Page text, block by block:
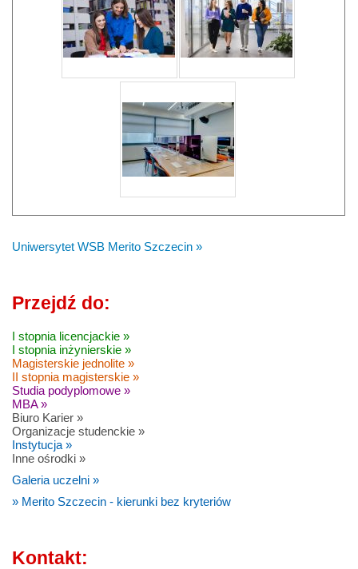
Uniwersytet WSB Merito Szczecin »
Przejdź do:
I stopnia licencjackie »
I stopnia inżynierskie »
Magisterskie jednolite »
II stopnia magisterskie »
Studia podyplomowe »
MBA »
Biuro Karier »
Organizacje studenckie »
Instytucja »
Inne ośrodki »
Galeria uczelni »
» Merito Szczecin - kierunki bez kryteriów
Kontakt: